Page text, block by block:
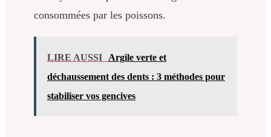
consommées par les poissons.
LIRE AUSSI
Argile verte et
déchaussement des dents : 3 méthodes pour
stabiliser vos gencives